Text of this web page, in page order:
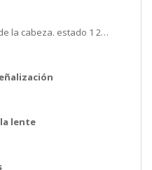
la cabeza. estado 1 2…
lente